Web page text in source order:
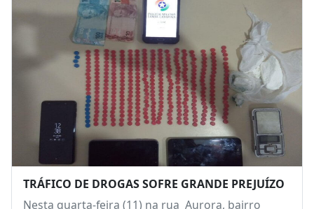
TRÁFICO DE DROGAS SOFRE GRANDE PREJUÍZO